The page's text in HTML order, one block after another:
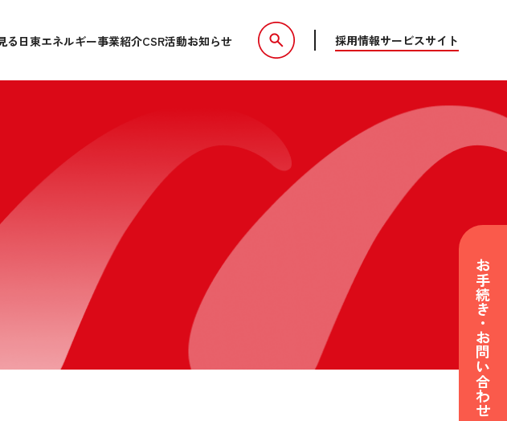
る日東エネルギー事業紹介CSR活動お知らせ 採用情報サービスサイト
お手続き・お問い合わせ